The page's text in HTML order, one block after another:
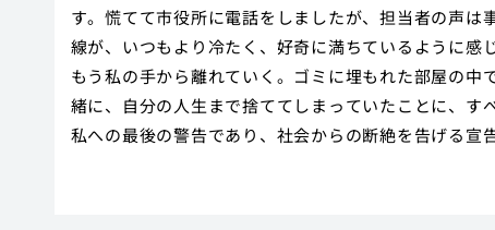
す。慌てて市役所に電話をしましたが、担当者の声
線が、いつもより冷たく、好奇に満ちているように感
もう私の手から離れていく。ゴミに埋もれた部屋の
緒に、自分の人生まで捨ててしまっていたことに、す
私への最後の警告であり、社会からの断絶を告げる宣